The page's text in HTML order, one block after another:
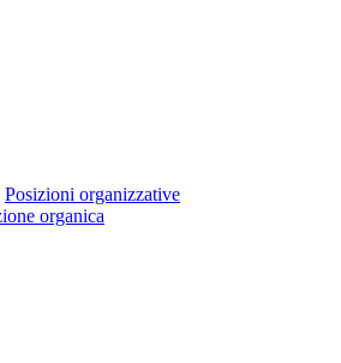
Posizioni organizzative
organica